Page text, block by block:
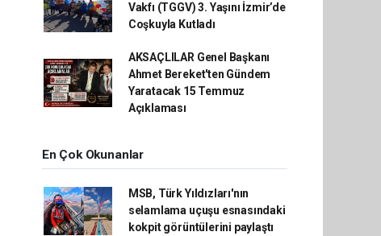
Vakfı (TGGV) 3. Yaşını İzmir’de
Coşkuyla Kutladı
AKSAÇLILAR Genel Başkanı
Ahmet Bereket'ten Gündem
Yaratacak 15 Temmuz
Açıklaması
En Çok Okunanlar
MSB, Türk Yıldızları'nın
selamlama uçuşu esnasındaki
kokpit görüntülerini paylaştı